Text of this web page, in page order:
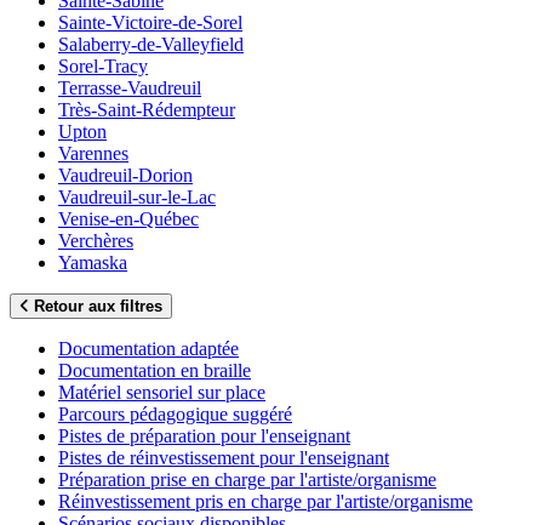
Sainte-Victoire-de-Sorel
Salaberry-de-Valleyfield
Sorel-Tracy
Terrasse-Vaudreuil
Très-Saint-Rédempteur
Upton
Varennes
Vaudreuil-Dorion
Vaudreuil-sur-le-Lac
Venise-en-Québec
Verchères
Yamaska
Retour aux filtres
Documentation adaptée
Documentation en braille
Matériel sensoriel sur place
Parcours pédagogique suggéré
Pistes de préparation pour l'enseignant
Pistes de réinvestissement pour l'enseignant
Préparation prise en charge par l'artiste/organisme
Réinvestissement pris en charge par l'artiste/organisme